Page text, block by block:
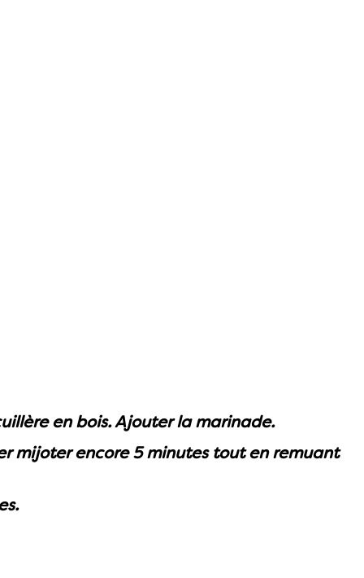
en bois. Ajouter la marinade.
mijoter encore 5 minutes tout en remuant